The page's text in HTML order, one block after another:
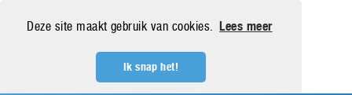
Deze site maakt gebruik van cookies. Lees meer
Ik snap het!